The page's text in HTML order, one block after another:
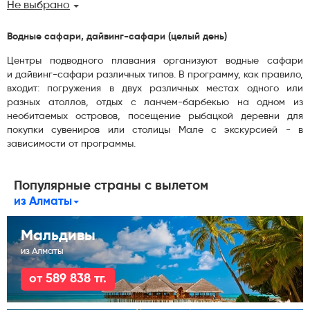
Не выбрано
Водные сафари, дайвинг-сафари (целый день)
Центры подводного плавания организуют водные сафари
и дайвинг-сафари различных типов. В программу, как правило,
входит: погружения в двух различных местах одного или
разных атоллов, отдых с ланчем-барбекью на одном из
необитаемых островов, посещение рыбацкой деревни для
покупки сувениров или столицы Мале с экскурсией - в
зависимости от программы.
Популярные страны с вылетом
из Алматы
Мальдивы
из Алматы
от 589 838 тг.